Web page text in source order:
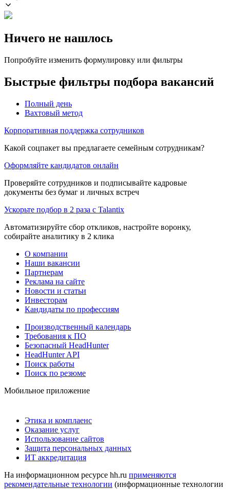
Ничего не нашлось
Попробуйте изменить формулировку или фильтры
Быстрые фильтры подбора вакансий
Полный день
Вахтовый метод
Корпоративная поддержка сотрудников
Какой соцпакет вы предлагаете семейным сотрудникам?
Оформляйте кандидатов онлайн
Проверяйте сотрудников и подписывайте кадровые
документы без бумаг и личных встреч
Ускорьте подбор в 2 раза с Talantix
Автоматизируйте сбор откликов, настройте воронку,
собирайте аналитику в 2 клика
О компании
Наши вакансии
Партнерам
Реклама на сайте
Новости и статьи
Инвесторам
Кандидаты по профессиям
Производственный календарь
Требования к ПО
Безопасный HeadHunter
HeadHunter API
Поиск работы
Поиск по резюме
Мобильное приложение
Этика и комплаенс
Оказание услуг
Использование сайтов
Защита персональных данных
ИТ аккредитация
На информационном ресурсе hh.ru применяются
рекомендательные технологии (информационные технологии